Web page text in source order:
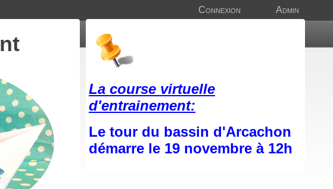
La course virtuelle
d'entrainement:
Le tour du bassin d'Arcachon
démarre le 19 novembre à 12h
Admin
Connexion